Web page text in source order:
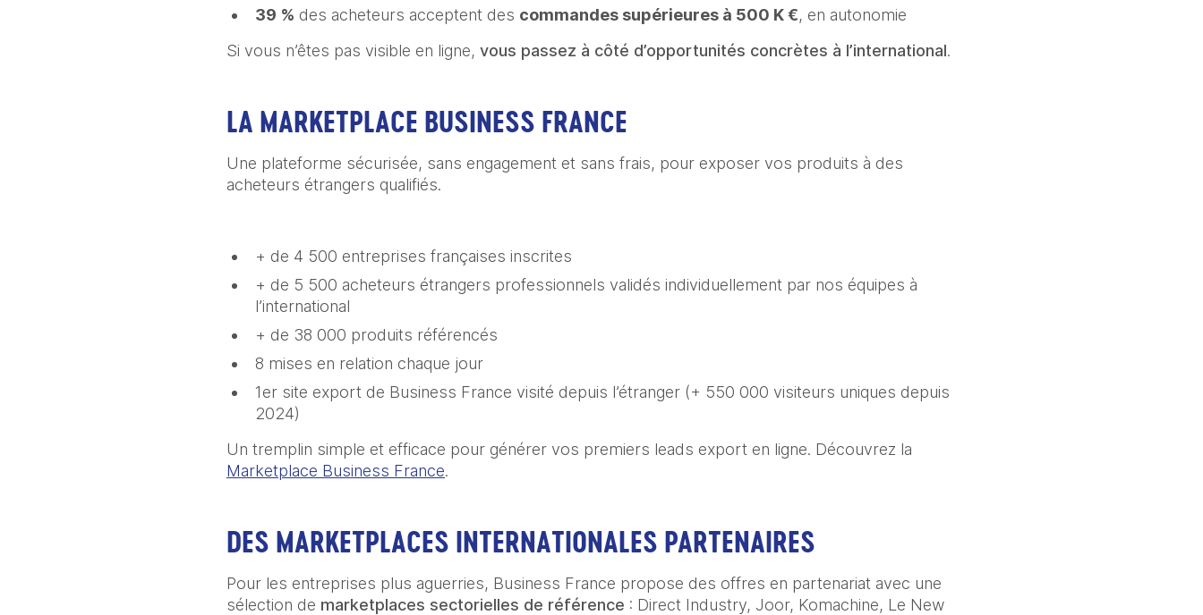
39 % des acheteurs acceptent des commandes supérieures à 500 K €, en autonomie
Si vous n’êtes pas visible en ligne, vous passez à côté d’opportunités concrètes à l’international.
LA MARKETPLACE BUSINESS FRANCE
Une plateforme sécurisée, sans engagement et sans frais, pour exposer vos produits à des
acheteurs étrangers qualifiés.
+ de 4 500 entreprises françaises inscrites
+ de 5 500 acheteurs étrangers professionnels validés individuellement par nos équipes à
l’international
+ de 38 000 produits référencés
8 mises en relation chaque jour
1er site export de Business France visité depuis l’étranger (+ 550 000 visiteurs uniques depuis
2024)
Un tremplin simple et efficace pour générer vos premiers leads export en ligne. Découvrez la
Marketplace Business France.
DES MARKETPLACES INTERNATIONALES PARTENAIRES
Pour les entreprises plus aguerries, Business France propose des offres en partenariat avec une
sélection de marketplaces sectorielles de référence : Direct Industry, Joor, Komachine, Le New